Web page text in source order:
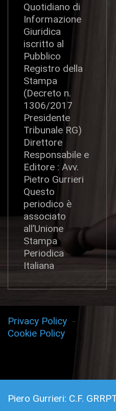
Quotidiano di
Informazione
Giuridica
iscritto al
Pubblico
Registro della
Stampa
(Decreto n.
1306/2017
Presidente
Tribunale RG)
Direttore
Responsabile e
Editore : Avv.
Pietro Gurrieri
Questo
periodico è
associato
all’Unione
Stampa
Periodica
Italiana
Privacy Policy -
Cookie Policy
Piero Gurrieri: C.F.